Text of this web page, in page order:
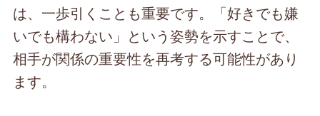
は、一歩引くことも重要です。「好きでも嫌
いでも構わない」という姿勢を示すことで、
相手が関係の重要性を再考する可能性があり
ます。